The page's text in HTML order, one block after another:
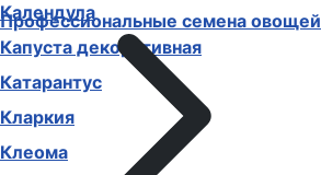
Календула
Капуста декоративная
Катарантус
Кларкия
Клеома
Профессиональные семена овощей